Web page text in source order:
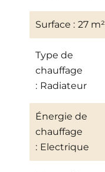
Surface 27 m²
Type de
chauffage
Radiateur
Énergie de
chauffage
Electrique